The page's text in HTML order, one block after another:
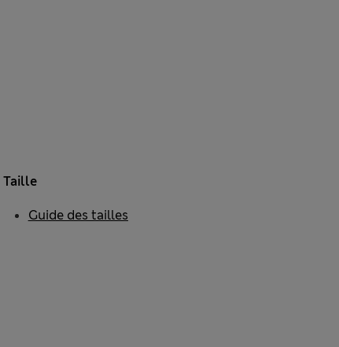
Taille
Guide des tailles